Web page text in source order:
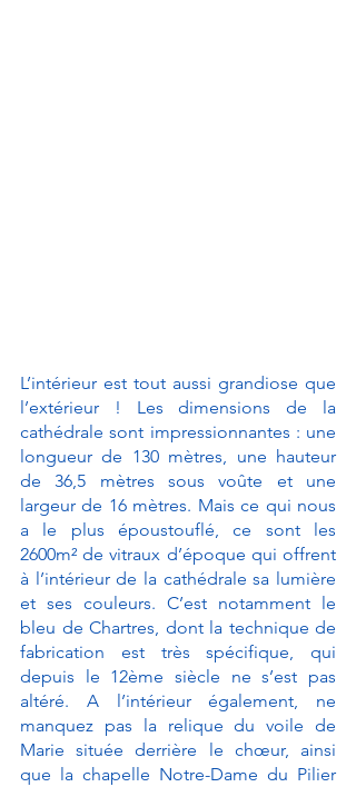
L’intérieur est tout aussi grandiose que
l’extérieur ! Les dimensions de la
cathédrale sont impressionnantes : une
longueur de 130 mètres, une hauteur
de 36,5 mètres sous voûte et une
largeur de 16 mètres. Mais ce qui nous
a le plus époustouflé, ce sont les
2600m² de vitraux d’époque qui offrent
à l’intérieur de la cathédrale sa lumière
et ses couleurs. C’est notamment le
bleu de Chartres, dont la technique de
fabrication est très spécifique, qui
depuis le 12ème siècle ne s’est pas
altéré. A l’intérieur également, ne
manquez pas la relique du voile de
Marie située derrière le chœur, ainsi
que la chapelle Notre-Dame du Pilier